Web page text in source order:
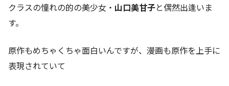
クラスの憧れの的の美少女・ 山口美甘子と偶然出逢いま
す。
原作もめちゃくちゃ面白いんですが、漫画も原作を上手に
表現されていて